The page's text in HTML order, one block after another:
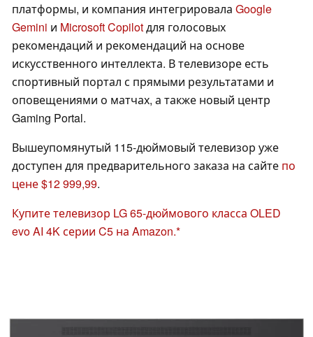
платформы, и компания интегрировала Google
Gemini и Microsoft Copilotдля голосовых
рекомендаций и рекомендаций на основе
искусственного интеллекта. В телевизоре есть
спортивный портал с прямыми результатами и
оповещениями о матчах, а также новый центр
Gaming Portal.
Вышеупомянутый 115-дюймовый телевизор уже
доступен для предварительного заказа на сайте по
цене $12 999,99.
Купите телевизор LG 65-дюймового класса OLED
evo AI 4K серии C5 на Amazon.